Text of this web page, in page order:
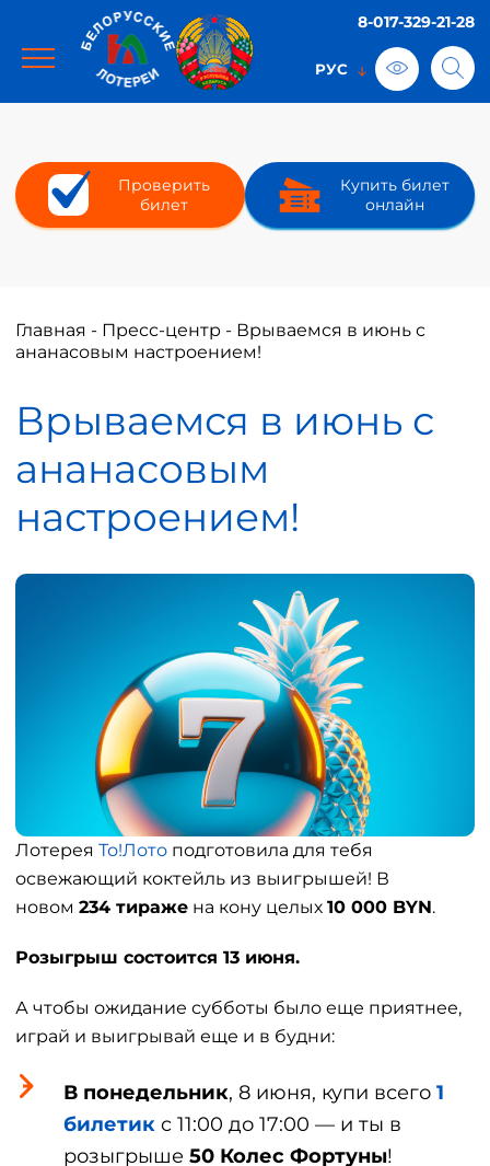
8-017-329-21-28
Проверить
билет
Купить билет
онлайн
Главная - Пресс-центр - Врываемся в июнь с
ананасовым настроением!
Врываемся в июнь с
ананасовым
настроением!
Лотерея То!Лото подготовила для тебя
освежающий коктейль из выигрышей! В
новом 234 тираже на кону целых 10 000 BYN.
Розыгрыш состоится 13 июня.
А чтобы ожидание субботы было еще приятнее,
играй и выигрывай еще и в будни:
В понедельник, 8 июня, купи всего 1
билетик c 11:00 до 17:00 — и ты в
розыгрыше 50 Колес Фортуны!